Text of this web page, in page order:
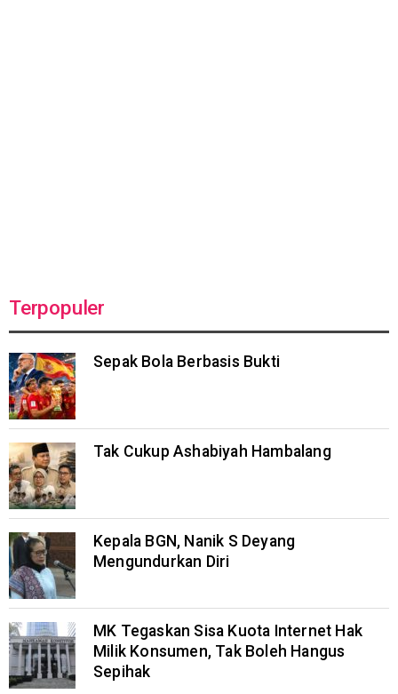
Terpopuler
Sepak Bola Berbasis Bukti
Tak Cukup Ashabiyah Hambalang
Kepala BGN, Nanik S Deyang
Mengundurkan Diri
MK Tegaskan Sisa Kuota Internet Hak
Milik Konsumen, Tak Boleh Hangus
Sepihak